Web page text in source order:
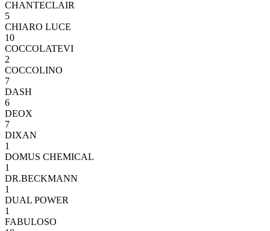
CHANTECLAIR
5
CHIARO LUCE
10
COCCOLATEVI
2
COCCOLINO
7
DASH
6
DEOX
7
DIXAN
1
DOMUS CHEMICAL
1
DR.BECKMANN
1
DUAL POWER
1
FABULOSO